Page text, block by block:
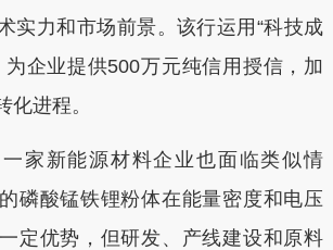
实力和市场前景。该行运用“科技成
为企业提供500万元纯信用授信， 加
化进程。
家新能源材料企业也面临类似情
磷酸锰铁锂粉体在能量密度和电压
定优势，但研发、产线建设和原料